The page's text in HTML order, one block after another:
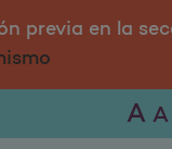
previa en la
A A